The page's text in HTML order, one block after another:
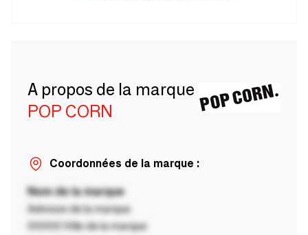
A propos de la marque
POP CORN
Coordonnées de la marque :
Nom de la marque
Adresse de la marque
00000 Ville de la marque